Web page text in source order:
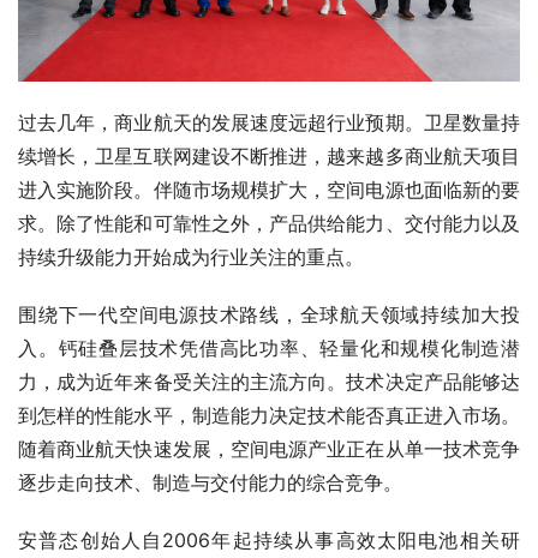
过去几年，商业航天的发展速度远超行业预期。卫星数量持
续增长，卫星互联网建设不断推进，越来越多商业航天项目
进入实施阶段。伴随市场规模扩大，空间电源也面临新的要
求。除了性能和可靠性之外，产品供给能力、交付能力以及
持续升级能力开始成为行业关注的重点。
围绕下一代空间电源技术路线，全球航天领域持续加大投
入。钙硅叠层技术凭借高比功率、轻量化和规模化制造潜
力，成为近年来备受关注的主流方向。技术决定产品能够达
到怎样的性能水平，制造能力决定技术能否真正进入市场。
随着商业航天快速发展，空间电源产业正在从单一技术竞争
逐步走向技术、制造与交付能力的综合竞争。
安普态创始人自2006年起持续从事高效太阳电池相关研